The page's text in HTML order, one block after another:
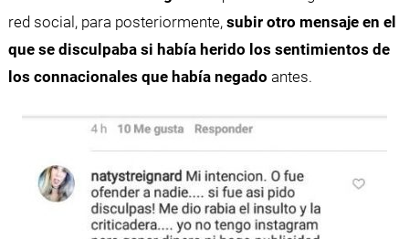
red social, para posteriormente, subir otro mensaje en el
que se disculpaba si había herido los sentimientos de
los connacionales que había negado antes.